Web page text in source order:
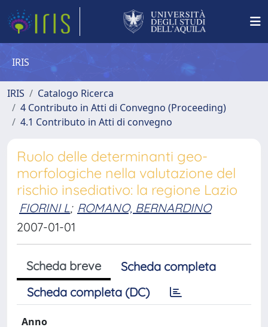
IRIS
IRIS
Catalogo Ricerca
4 Contributo in Atti di Convegno (Proceeding)
4.1 Contributo in Atti di convegno
Ruolo delle determinanti geo-
morfologiche nella valutazione del
rischio insediativo: la regione Lazio
FIORINI L; ROMANO, BERNARDINO
2007-01-01
Scheda breve
Scheda completa
Scheda completa (DC)
Anno